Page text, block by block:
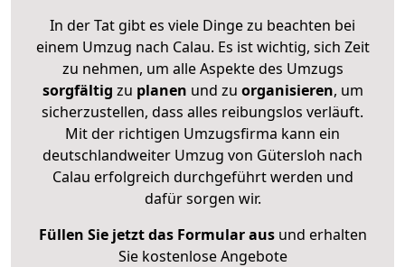
In der Tat gibt es viele Dinge zu beachten bei
einem Umzug nach Calau. Es ist wichtig, sich Zeit
zu nehmen, um alle Aspekte des Umzugs
sorgfältig zu planen und zu organisieren, um
sicherzustellen, dass alles reibungslos verläuft.
Mit der richtigen Umzugsfirma kann ein
deutschlandweiter Umzug von Gütersloh nach
Calau erfolgreich durchgeführt werden und
dafür sorgen wir.
Füllen Sie jetzt das Formular ausund erhalten
Sie kostenlose Angebote